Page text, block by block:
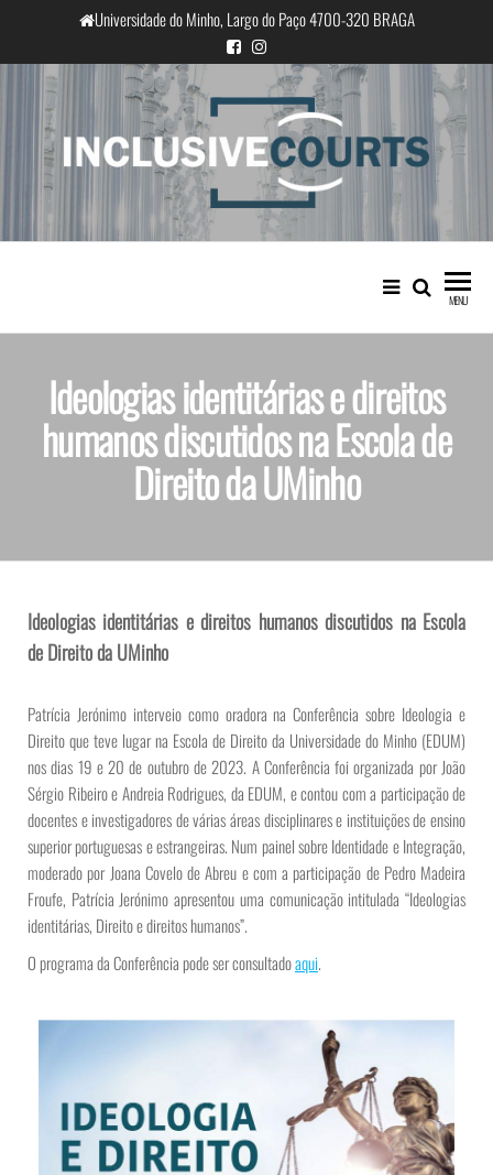
Universidade do Minho, Largo do Paço 4700-320 BRAGA
InclusiveCourts
Igualdade e diferença cultural na
prática judicial portuguesa
MENU
Ideologias identitárias e direitos
humanos discutidos na Escola de
Direito da UMinho
Ideologias identitárias e direitos humanos discutidos na Escola
de Direito da UMinho
Patrícia Jerónimo interveio como oradora na Conferência sobre Ideologia e
Direito que teve lugar na Escola de Direito da Universidade do Minho (EDUM)
nos dias 19 e 20 de outubro de 2023. A Conferência foi organizada por João
Sérgio Ribeiro e Andreia Rodrigues, da EDUM, e contou com a participação de
docentes e investigadores de várias áreas disciplinares e instituições de ensino
superior portuguesas e estrangeiras. Num painel sobre Identidade e Integração,
moderado por Joana Covelo de Abreu e com a participação de Pedro Madeira
Froufe, Patrícia Jerónimo apresentou uma comunicação intitulada “Ideologias
identitárias, Direito e direitos humanos”.
O programa da Conferência pode ser consultadoaqui.